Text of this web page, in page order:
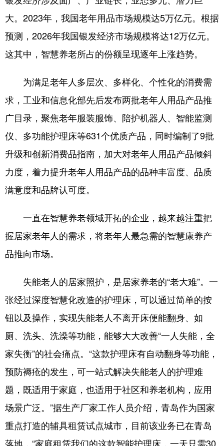
大。2023年，我国老年用品市场规模达5万亿元。根据
预测，2026年我国银发经济市场规模将达12万亿元。
这其中，智慧养老所占的份额呈现逐年上涨趋势。
为满足老年人多层次、多样化、个性化的消费需
求，工业和信息化部先后发布两批老年人用品产品推
广目录，聚焦老年服装服饰、陪护机器人、智能监测
仪、多功能护理床等631个优质产品，同时编制了9批
升级和创新消费品指南，加大对老年人用品产品倾斜
力度，着力提升老年人用品产品的品种丰富度、品质
满意度和品牌认可度。
一直在智慧养老领域开拓的企业，越来越注重把
握居家老年人的需求，将老年人最急需的智慧康养产
品推向市场。
失能老人的居家照护，是居家养老的“老大难”。一
张经过深度智慧化改造的护理床，可以通过简单的按
钮以及操作，实现失能老人不离开床便能翻身、如
厕、洗头、洗澡等功能，能够大大改善“一人失能，全
家失衡”的社会痛点。“这款护理床有自动翻身等功能，
预防褥疮的发生，可一站式解决失能老人的护理难
题，既适用于家庭，也适用于社区和养老机构，应用
场景广泛。”据生产厂家工作人员介绍，青岛作为国家
重点打造的辅具租赁试点城市，目前该业务已在青岛
落地，“家庭租赁我们的这款智能护理床，一天只需30